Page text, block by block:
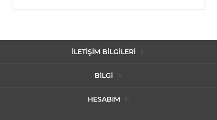
İLETIŞIM BILGILERI
BILGI
HESABIM